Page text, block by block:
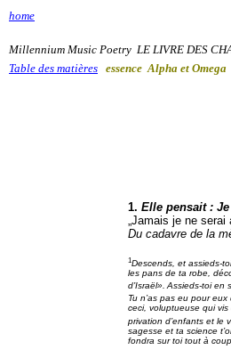
home
Millennium Music Poetry LE LIVRE DES
Table des matières essence Alpha et Omega
1. Elle pensait :
„Jamais je ne serai
Du cadavre de la
1Descends, et assieds-
les pans de ta robe,
d’Israël». Assieds-toi en
Tu n’as pas eu pour
ceci, voluptueuse qui
privation d’enfants et le
sagesse et ta science
fondra sur toi tout à